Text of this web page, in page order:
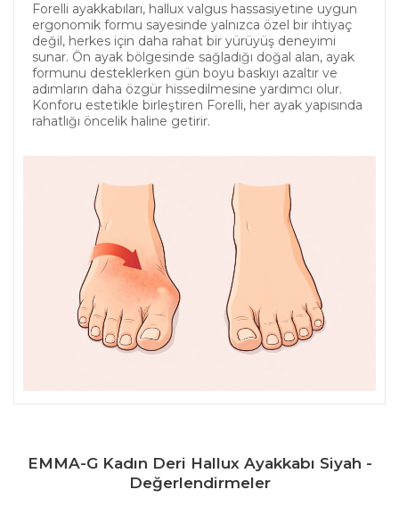
Forelli ayakkabıları, hallux valgus hassasiyetine uygun
ergonomik formu sayesinde yalnızca özel bir ihtiyaç
değil, herkes için daha rahat bir yürüyüş deneyimi
sunar. Ön ayak bölgesinde sağladığı doğal alan, ayak
formunu desteklerken gün boyu baskıyı azaltır ve
adımların daha özgür hissedilmesine yardımcı olur.
Konforu estetikle birleştiren Forelli, her ayak yapısında
rahatlığı öncelik haline getirir.
EMMA-G Kadın Deri Hallux Ayakkabı Siyah -
Değerlendirmeler